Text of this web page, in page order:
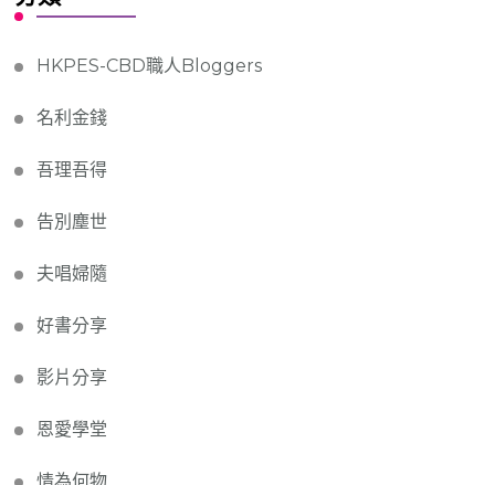
HKPES-CBD職人Bloggers
名利金錢
吾理吾得
告別塵世
夫唱婦隨
好書分享
影片分享
恩愛學堂